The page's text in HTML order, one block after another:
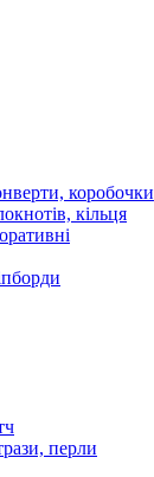
коробочки
кільця
перли